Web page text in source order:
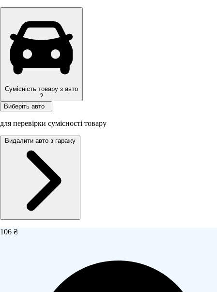
Сумісність товару з авто
?
Виберіть авто
для перевірки сумісності товару
Видалити авто з гаражу
106 ₴